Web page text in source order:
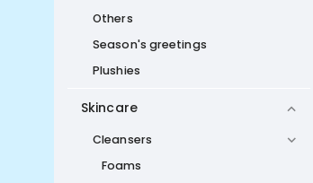
Others
Season's greetings
Plushies
Skincare
Cleansers
Foams